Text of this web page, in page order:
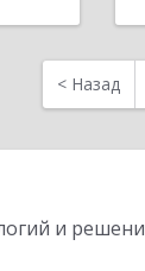
< Назад
и